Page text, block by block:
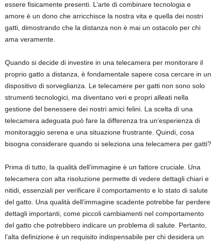
essere fisicamente presenti. L’arte di combinare tecnologia e
amore è un dono che arricchisce la nostra vita e quella dei nostri
gatti, dimostrando che la distanza non è mai un ostacolo per chi
ama veramente.
Quando si decide di investire in una telecamera per monitorare il
proprio gatto a distanza, è fondamentale sapere cosa cercare in un
dispositivo di sorveglianza. Le telecamere per gatti non sono solo
strumenti tecnologici, ma diventano veri e propri alleati nella
gestione del benessere dei nostri amici felini. La scelta di una
telecamera adeguata può fare la differenza tra un’esperienza di
monitoraggio serena e una situazione frustrante. Quindi, cosa
bisogna considerare quando si seleziona una telecamera per gatti?
Prima di tutto, la qualità dell’immagine è un fattore cruciale. Una
telecamera con alta risoluzione permette di vedere dettagli chiari e
nitidi, essenziali per verificare il comportamento e lo stato di salute
del gatto. Una qualità dell’immagine scadente potrebbe far perdere
dettagli importanti, come piccoli cambiamenti nel comportamento
del gatto che potrebbero indicare un problema di salute. Pertanto,
l’alta definizione è un requisito indispensabile per chi desidera un